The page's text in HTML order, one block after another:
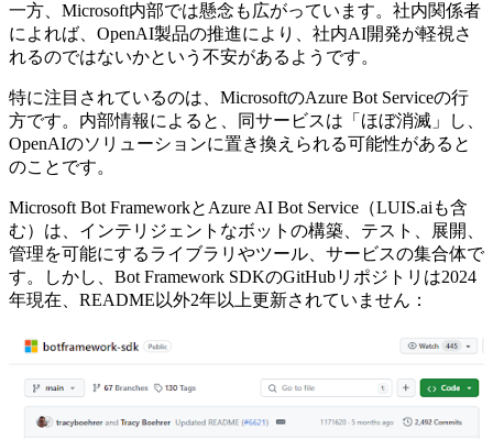
一方、Microsoft内部では懸念も広がっています。社内関係者
によれば、OpenAI製品の推進により、社内AI開発が軽視さ
れるのではないかという不安があるようです。
特に注目されているのは、MicrosoftのAzure Bot Serviceの行
方です。内部情報によると、同サービスは「ほぼ消滅」し、
OpenAIのソリューションに置き換えられる可能性があると
のことです。
Microsoft Bot FrameworkとAzure AI Bot Service（LUIS.aiも含
む）は、インテリジェントなボットの構築、テスト、展開、
管理を可能にするライブラリやツール、サービスの集合体で
す。しかし、Bot Framework SDKのGitHubリポジトリは2024
年現在、README以外2年以上更新されていません：